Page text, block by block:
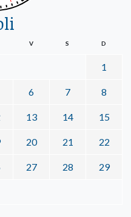
V S D
1
6 7 8
13 14 15
20 21 22
27 28 29